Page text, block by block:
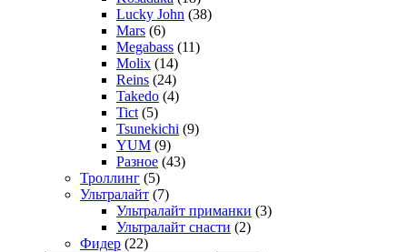
Lucky John (38)
Mars (6)
Megabass (11)
Molix (14)
Reins (24)
Takedo (4)
Tict (5)
Tsunekichi (9)
YUM (9)
Разное (43)
Троллинг (5)
Ультралайт (7)
Ультралайт приманки (3)
Ультралайт снасти (2)
Фидер (22)